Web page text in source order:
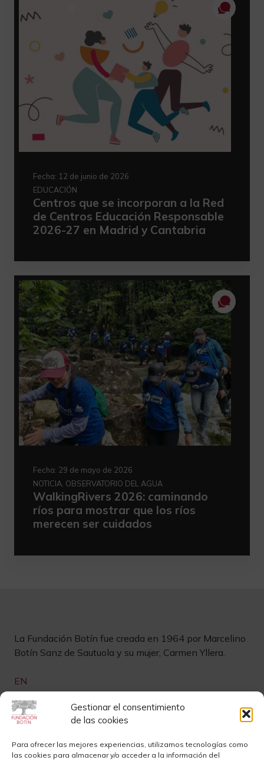
Gestionar el consentimiento
de las cookies
Para ofrecer las mejores experiencias, utilizamos tecnologías como
las cookies para almacenar y/o acceder a la información del
Fecha: 12 de junio de 2026
EDUCACIÓN
Centros que se incorporan a la Red
de Centros Educación Responsable
2026-27 en Madrid y Cantabria
Fecha: 29 de mayo de 2026
NOTICIA, OBSERVATORIO DEL AGUA
WalkingRivers 2026: caminando
ríos para mostrar que los ríos
merecen ser cuidados
La Fundación Botín fue creada en 1964 por Marcelino
Botín Sanz de Sautuola y su mujer, Carmen Yllera.
EN
Links de interés